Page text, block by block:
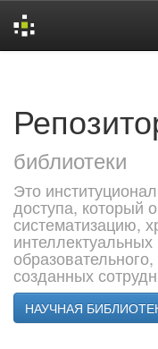
библиотеки
Это
доступа, который
систематизацию,
созданных
НАУЧНАЯ